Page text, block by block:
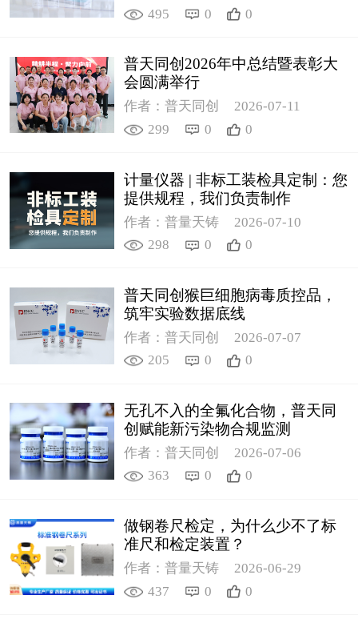
495
0 0
普天同创2026年中总结暨表彰大
会圆满举行
作者：普天同创
2026-07-11
299
0 0
计量仪器 | 非标工装检具定制：您
提供规程，我们负责制作
作者：普量天铸
2026-07-10
298
0 0
普天同创猴巨细胞病毒质控品，
筑牢实验数据底线
作者：普天同创
2026-07-07
205
0 0
无孔不入的全氟化合物，普天同
创赋能新污染物合规监测
作者：普天同创
2026-07-06
363
0 0
做钢卷尺检定，为什么少不了标
准尺和检定装置？
作者：普量天铸
2026-06-29
437
0 0